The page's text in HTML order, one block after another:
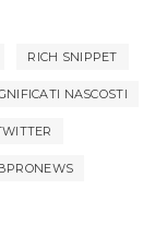
RICH SNIPPET
NASCOSTI